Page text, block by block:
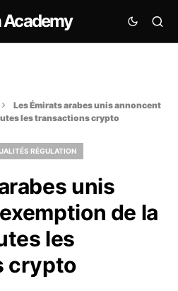
Academy
Les Émirats arabes unis annoncent
les transactions crypto
RÉGULATION
unis
de la
les
crypto